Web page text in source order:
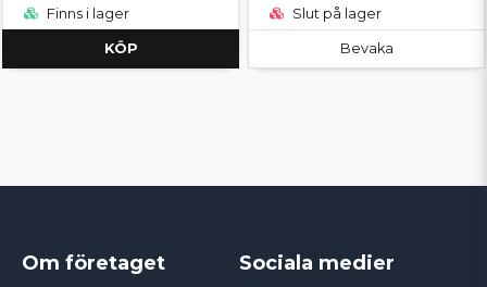
Finns i lager
KÖP
Slut på lager
Bevaka
Om företaget Sociala medier